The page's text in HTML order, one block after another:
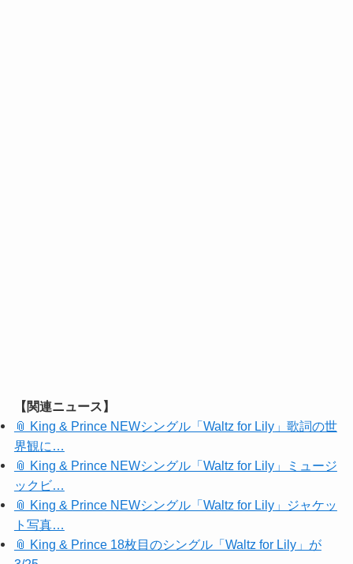
【関連ニュース】
📎 King & Prince NEWシングル「Waltz for Lily」歌詞の世
界観に…
📎 King & Prince NEWシングル「Waltz for Lily」ミュージ
ックビ…
📎 King & Prince NEWシングル「Waltz for Lily」ジャケッ
ト写真…
📎 King & Prince 18枚目のシングル「Waltz for Lily」が